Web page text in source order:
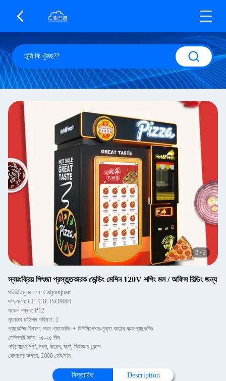
2 / 2
স্বয়ংক্রিয় পিৎজা প্রস্তুতকারক ভেন্ডিং মেশিন 120V শপিং মল / অফিস বিল্ডিং জন্য
পরিচিতিমুলক নাম: Caiyunjuan
সাক্ষ্যদান: CE, CB, ISO9001
মডেল নম্বার: P12
ন্যূনতম চাহিদার পরিমাণ: 1
প্যাকেজিং বিবরণ: নরম প্যাকেজিং + ফিউমিগেশন-মুক্ত কাঠের বাক্স প্যাকেজিং
ডেলিভারি সময়: ১৫-২৫ দিন
পরিশোধের শর্ত: নগদ, কয়েন, কার্ড, কিউআর কোড
যোগানের ক্ষমতা: 2000 সেট/মাস
বিস্তারিত Description